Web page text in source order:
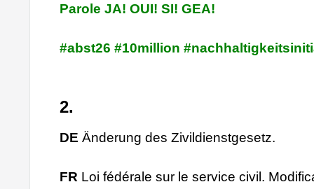
Parole JA! OUI! SI! GEA!
#abst26 #10million
2.
DE Änderung des Zivildienstgesetz.
FR Loi fédérale sur le service civil.